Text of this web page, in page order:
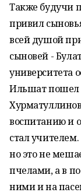
Также будучи
привил
всей душой
сыновей -
университета
Ильшат пошел
воспитанию и
стал
но это не
пчелами, а в
ними и на